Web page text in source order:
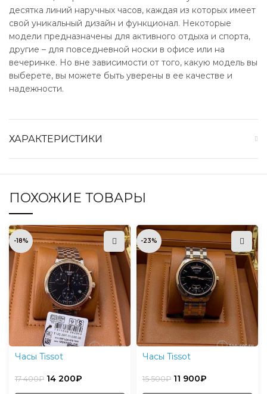
десятка линий наручных часов, каждая из которых имеет
свой уникальный дизайн и функционал. Некоторые
модели предназначены для активного отдыха и спорта,
другие – для повседневной носки в офисе или на
вечеринке. Но вне зависимости от того, какую модель вы
выберете, вы можете быть уверены в ее качестве и
надежности.
ХАРАКТЕРИСТИКИ
ПОХОЖИЕ ТОВАРЫ
-18%
Часы Tissot
17 400₽ 14 200₽
-23%
Часы Tissot
15 500₽ 11 900₽